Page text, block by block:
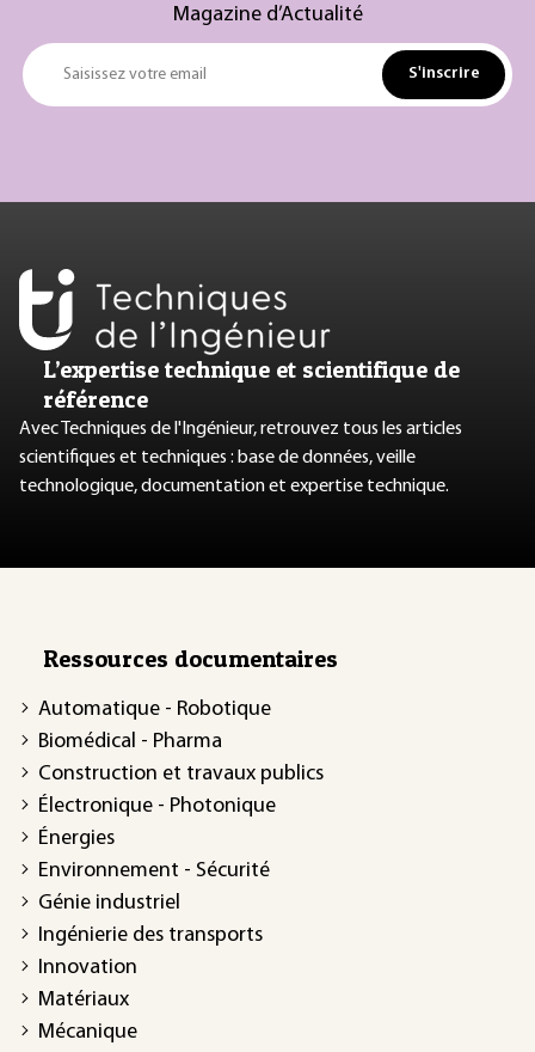
Magazine d’Actualité
Saisissez votre email S'inscrire
L’expertise technique et scientifique de
référence
Avec Techniques de l'Ingénieur, retrouvez tous les articles
scientifiques et techniques : base de données, veille
technologique, documentation et expertise technique.
Ressources documentaires
Automatique - Robotique
Biomédical - Pharma
Construction et travaux publics
Électronique - Photonique
Énergies
Environnement - Sécurité
Génie industriel
Ingénierie des transports
Innovation
Matériaux
Mécanique